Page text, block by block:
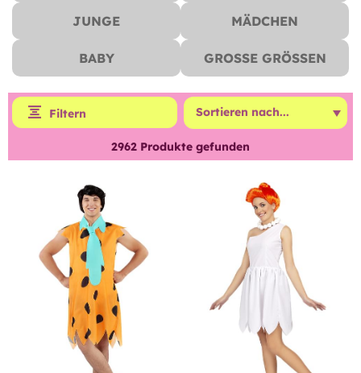
JUNGE MÄDCHEN
BABY GROSSE GRÖSSEN
Filtern
2962 Produkte gefunden